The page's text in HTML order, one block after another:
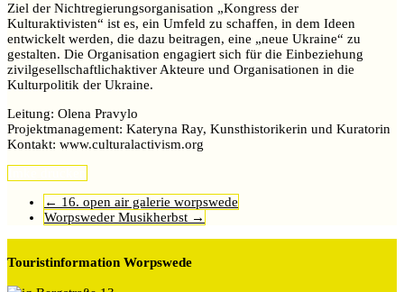
Ziel der Nichtregierungsorganisation „Kongress der
Kulturaktivisten“ ist es, ein Umfeld zu schaffen, in dem Ideen
entwickelt werden, die dazu beitragen, eine „neue Ukraine“ zu
gestalten. Die Organisation engagiert sich für die Einbeziehung
zivilgesellschaftlichaktiver Akteure und Organisationen in die
Kulturpolitik der Ukraine.
Leitung: Olena Pravylo
Projektmanagement: Kateryna Ray, Kunsthistorikerin und Kuratorin
Kontakt: www.culturalactivism.org
← 16. open air galerie worpswede
Worpsweder Musikherbst →
Touristinformation Worpswede